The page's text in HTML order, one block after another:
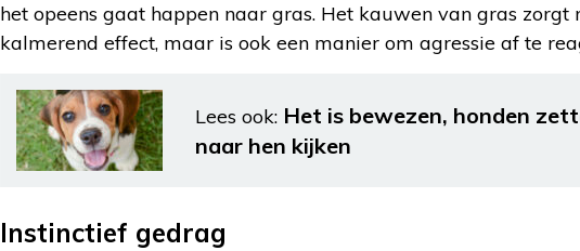
het opeens gaat happen naar gras. Het kauwen van gras
kalmerend effect, maar is ook een manier om agressie af te
Lees ook: Het is bewezen, honden
naar hen kijken
Instinctief gedrag